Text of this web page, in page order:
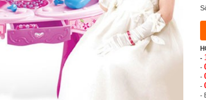
-
-
-
-
-